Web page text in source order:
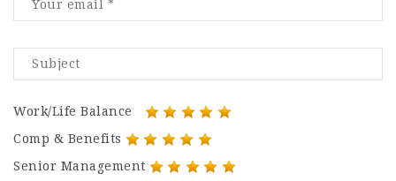
Work/Life Balance
Comp & Benefits
Senior Management